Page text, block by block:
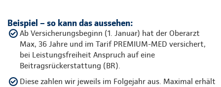
Beispiel – so kann das aussehen:
Ab Versicherungsbeginn (1. Januar) hat der Oberarzt
Max, 36 Jahre und im Tarif PREMIUM-MED versichert,
bei Leistungsfreiheit Anspruch auf eine
Beitragsrückerstattung (BR).
Diese zahlen wir jeweils im Folgejahr aus. Maximal erhält